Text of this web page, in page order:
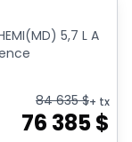
5,7 L A
84 635$+ tx
76 385$